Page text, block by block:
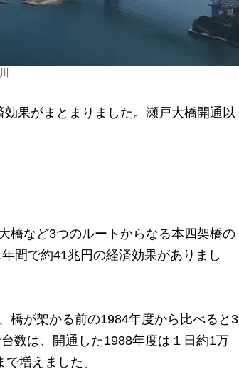
果がまとまりました。瀬戸大橋開通以
橋など3つのルートからなる本四架橋の
間で約41兆円の経済効果がありまし
橋が架かる前の1984年度から比べると3
数は、開通した1988年度は１日約1万
増えました。